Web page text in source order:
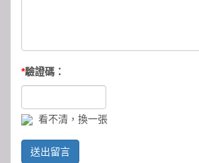
*驗證碼：
看不清，換一張
送出留言